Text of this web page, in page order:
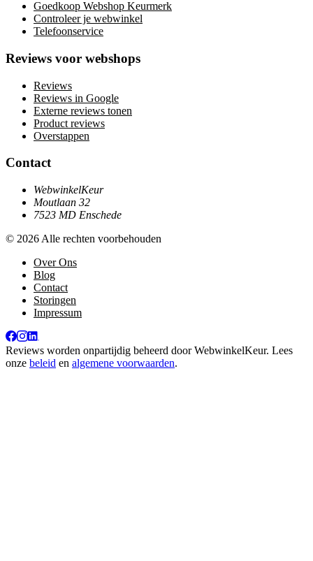
Goedkoop Webshop Keurmerk
Controleer je webwinkel
Telefoonservice
Reviews voor webshops
Reviews
Reviews in Google
Externe reviews tonen
Product reviews
Overstappen
Contact
WebwinkelKeur
Moutlaan 32
7523 MD Enschede
© 2026 Alle rechten voorbehouden
Over Ons
Blog
Contact
Storingen
Impressum
Reviews worden onpartijdig beheerd doorWebwinkelKeur. Lees
onze beleid en algemene voorwaarden.